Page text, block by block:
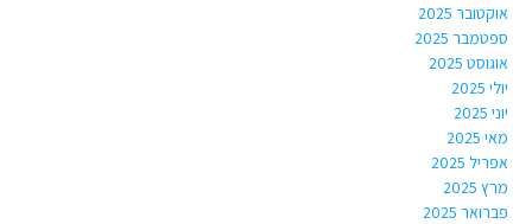
אוקטובר 2025
ספטמבר 2025
אוגוסט 2025
יולי 2025
יוני 2025
מאי 2025
אפריל 2025
מרץ 2025
פברואר 2025